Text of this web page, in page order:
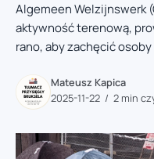
Algemeen Welzijnswerk
aktywność terenową,
rano, aby zachęcić
Mateusz Kapica
2025-11-22
2 min